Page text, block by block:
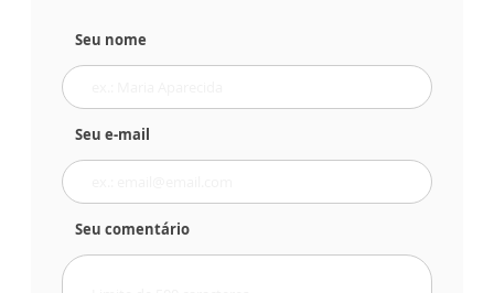
Seu nome
Seu e-mail
Seu comentário